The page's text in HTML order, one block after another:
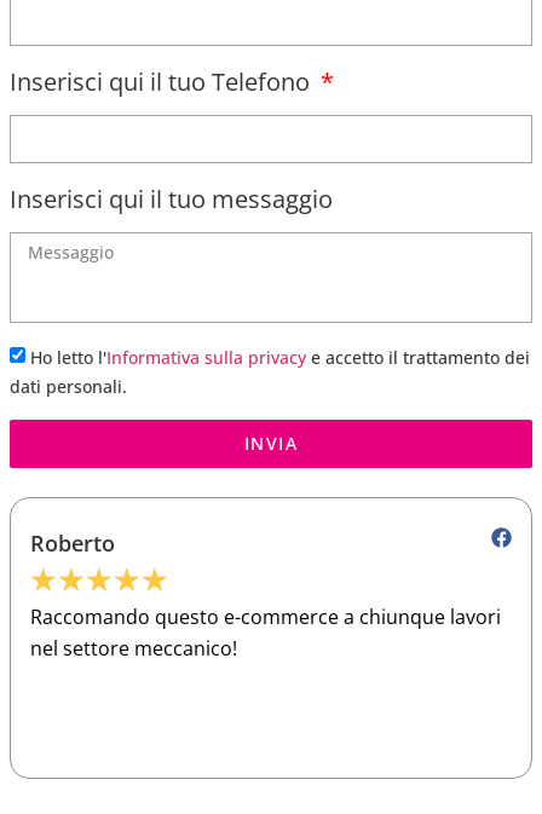
Inserisci qui il tuo Telefono
Inserisci qui il tuo messaggio
Ho letto l'Informativa sulla privacy e accetto il trattamento dei
dati personali.
INVIA
Roberto
★★★★★
Raccomando questo e-commerce a chiunque lavori
nel settore meccanico!